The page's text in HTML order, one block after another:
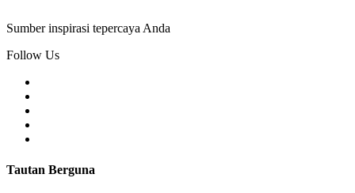
Sumber inspirasi tepercaya Anda
Follow Us
Tautan Berguna